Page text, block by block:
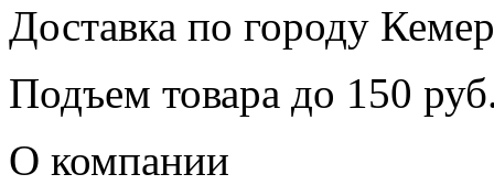
Доставка по городу
Подъем товара до 150
О компании